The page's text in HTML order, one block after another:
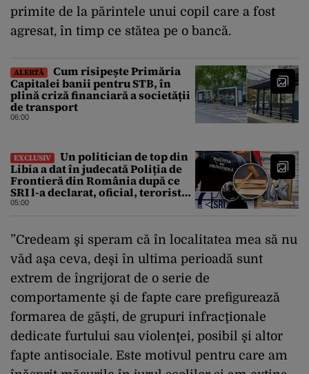
primite de la părintele unui copil care a fost
agresat, în timp ce stătea pe o bancă.
ALERTĂ
Cum risipește Primăria
Capitalei banii pentru STB, în
plină criză financiară a societății
de transport
06:00
EXCLUSIV
Un politician de top din
Libia a dat în judecată Poliția de
Frontieră din România după ce
SRI l-a declarat, oficial, terorist
ISIS
05:00
”Credeam şi speram că în localitatea mea să nu
văd aşa ceva, deşi în ultima perioadă sunt
extrem de îngrijorat de o serie de
comportamente şi de fapte care prefigurează
formarea de găşti, de grupuri infracţionale
dedicate furtului sau violenţei, posibil şi altor
fapte antisociale. Este motivul pentru care am